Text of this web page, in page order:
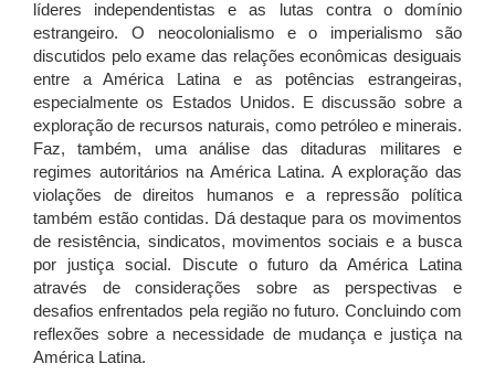
líderes independentistas e as lutas contra o domínio
estrangeiro. O neocolonialismo e o imperialismo são
discutidos pelo exame das relações econômicas desiguais
entre a América Latina e as potências estrangeiras,
especialmente os Estados Unidos. E discussão sobre a
exploração de recursos naturais, como petróleo e minerais.
Faz, também, uma análise das ditaduras militares e
regimes autoritários na América Latina. A exploração das
violações de direitos humanos e a repressão política
também estão contidas. Dá destaque para os movimentos
de resistência, sindicatos, movimentos sociais e a busca
por justiça social. Discute o futuro da América Latina
através de considerações sobre as perspectivas e
desafios enfrentados pela região no futuro. Concluindo com
reflexões sobre a necessidade de mudança e justiça na
América Latina.